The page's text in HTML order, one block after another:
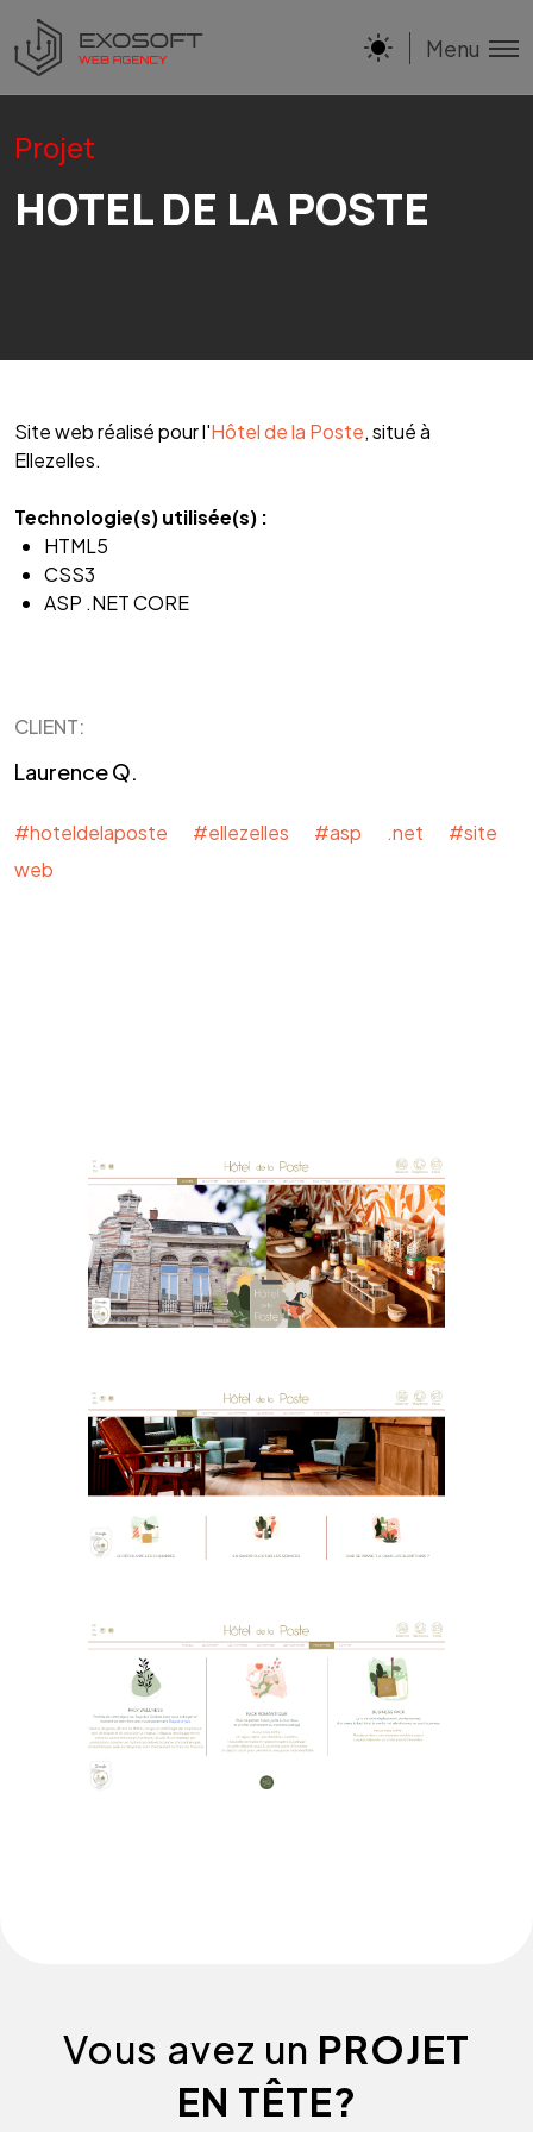
Menu
Projet
HOTEL DE LA POSTE
Site web réalisé pour l'Hôtel de la Poste, situé à
Ellezelles.
Technologie(s) utilisée(s) :
HTML5
CSS3
ASP .NET CORE
CLIENT:
Laurence Q.
#hoteldelaposte #ellezelles #asp .net
#site
web
Vous avez un PROJET
EN TÊTE?